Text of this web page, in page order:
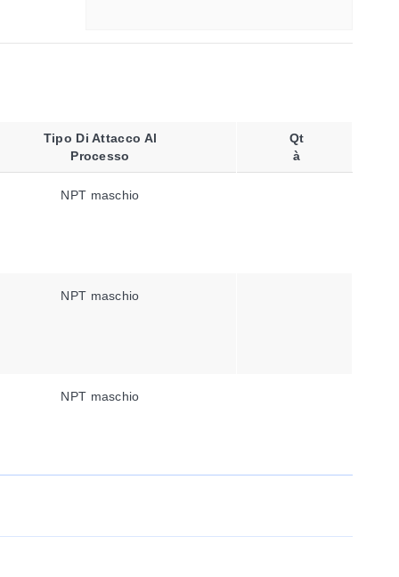
Tipo Di Attacco Al
Processo
Qt
À
NPT maschio
NPT maschio
NPT maschio